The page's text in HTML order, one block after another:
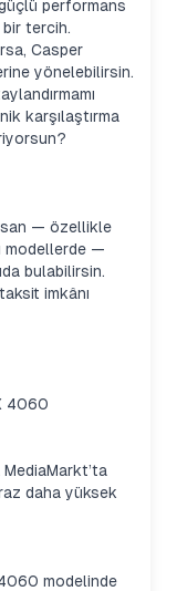
performans
bir tercih.
Casper
yönelebilirsin.
karşılaştırma
— özellikle
modellerde —
bulabilirsin.
imkânı
4060
daha yüksek
modelinde